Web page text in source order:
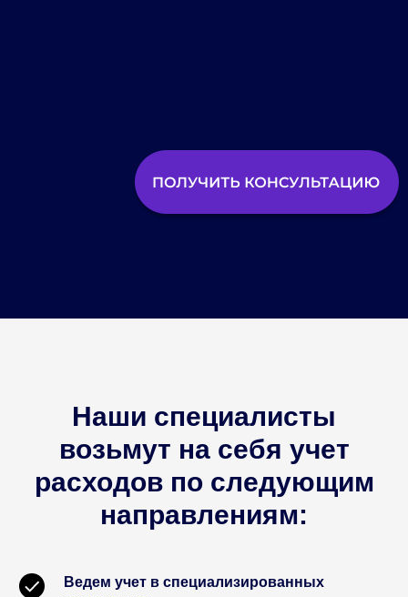
Наши специалисты
возьмут на себя учет
расходов по следующим
направлениям:
Ведем учет в специализированных